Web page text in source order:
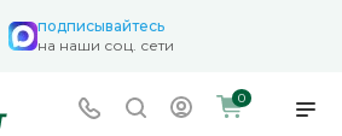
подписывайтесь
на наши соц. сети
0